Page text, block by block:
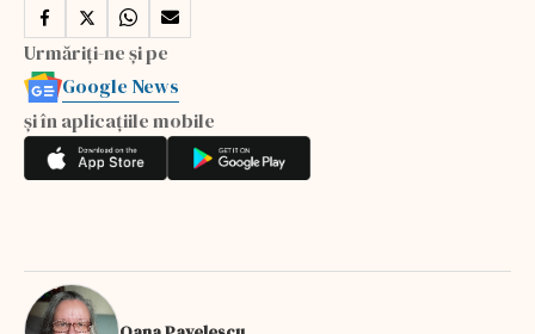
Urmăriți-ne și pe
Google News
și în aplicațiile mobile